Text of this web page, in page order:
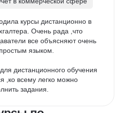
курсы дистанционно в
Очень рада ,что
все объясняют очень
языком.
дистанционного обучения
,ко всему легко можно
задания.